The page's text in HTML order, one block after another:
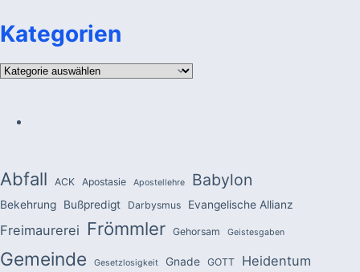
Kategorien
Kategorien
Abfall ACK Apostasie Apostellehre Babylon
Bekehrung Bußpredigt Darbysmus Evangelische Allianz
Freimaurerei Frömmler Gehorsam Geistesgaben
Gemeinde Gesetzlosigkeit Gnade GOTT Heidentum